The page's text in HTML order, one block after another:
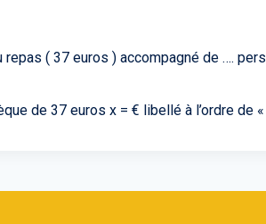
repas ( 37 euros ) accompagné de ….
de 37 euros x = € libellé à l’ordre de